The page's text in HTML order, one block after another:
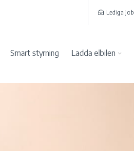
Lediga
Smart styrning Ladda elbilen